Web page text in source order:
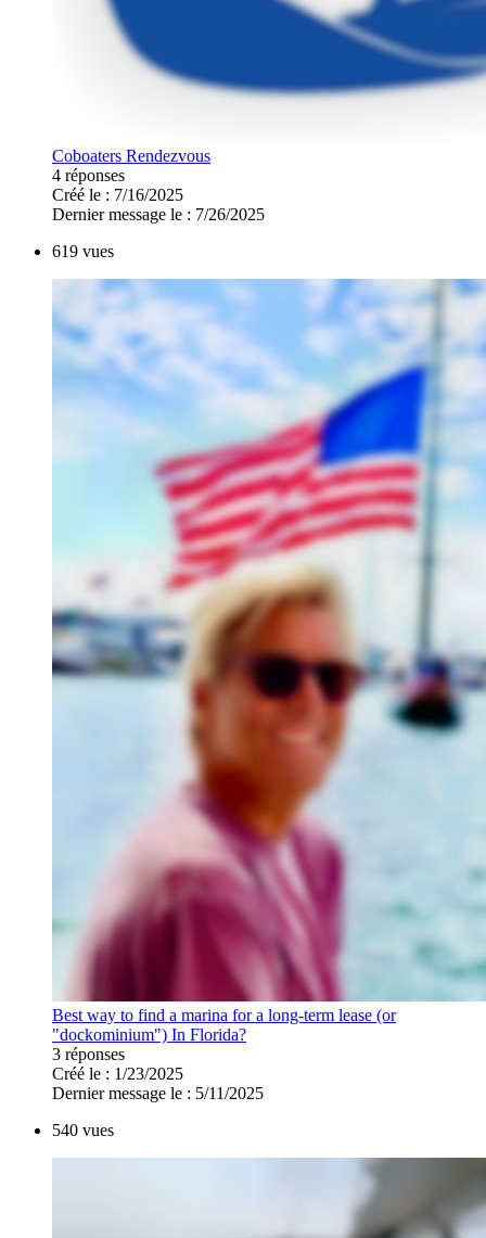
Coboaters Rendezvous
4 réponses
Créé le : 7/16/2025
Dernier message le : 7/26/2025
619 vues
Best way to find a marina for a long-term lease (or
"dockominium") In Florida?
3 réponses
Créé le : 1/23/2025
Dernier message le : 5/11/2025
540 vues